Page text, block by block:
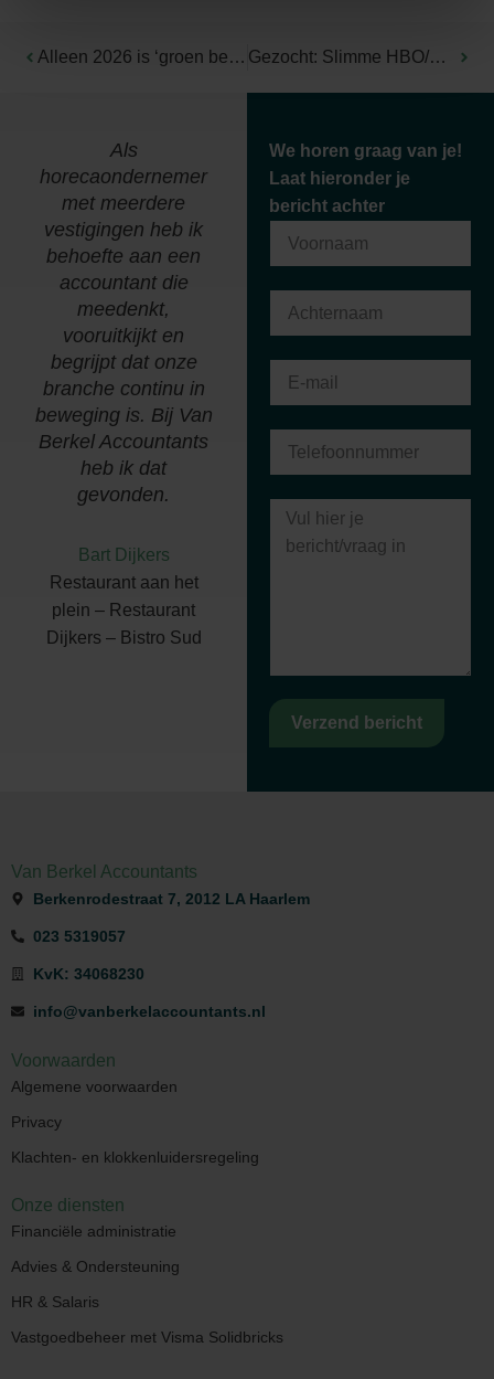
Alleen 2026 is ‘groen beleggen’ nog fiscaal aantrekkelijk Gezocht: Slimme HBO/WO-professionals die Finance & IT willen verbinden
We horen graag van je!
Laat hieronder je
bericht achter
Verzend bericht
Als
horecaondernemer
met meerdere
vestigingen heb ik
behoefte aan een
accountant die
meedenkt,
vooruitkijkt en
begrijpt dat onze
branche continu in
beweging is. Bij Van
Berkel Accountants
heb ik dat
gevonden.
Bart Dijkers
Restaurant aan het
plein – Restaurant
Dijkers – Bistro Sud
Van Berkel Accountants
Berkenrodestraat 7, 2012 LA Haarlem
023 5319057
KvK: 34068230
info@vanberkelaccountants.nl
Voorwaarden
Algemene voorwaarden
Privacy
Klachten- en klokkenluidersregeling
Onze diensten
Financiële administratie
Advies & Ondersteuning
HR & Salaris
Vastgoedbeheer met Visma Solidbricks